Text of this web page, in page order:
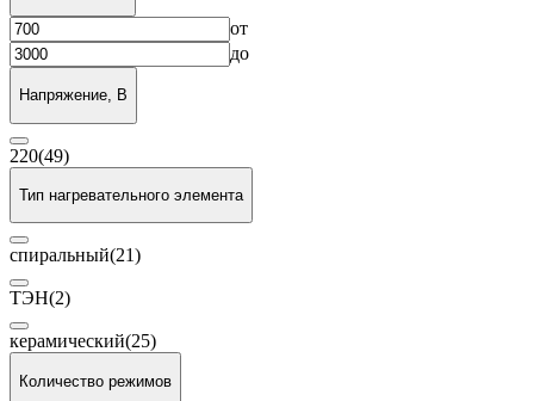
от
до
Напряжение, В
220(49)
Тип нагревательного элемента
спиральный(21)
ТЭН(2)
керамический(25)
Количество режимов